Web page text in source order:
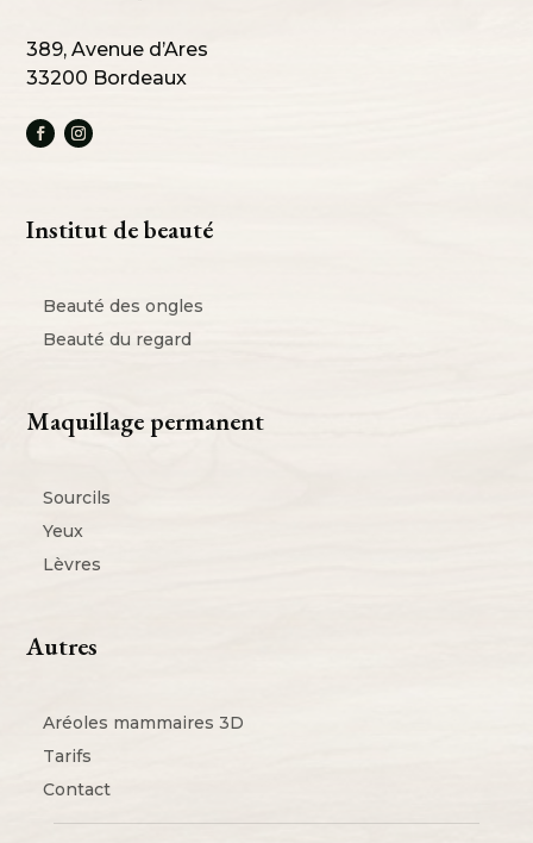
389, Avenue d’Ares
33200 Bordeaux
Institut de beauté
Beauté des ongles
Beauté du regard
Maquillage permanent
Sourcils
Yeux
Lèvres
Autres
Aréoles mammaires 3D
Tarifs
Contact